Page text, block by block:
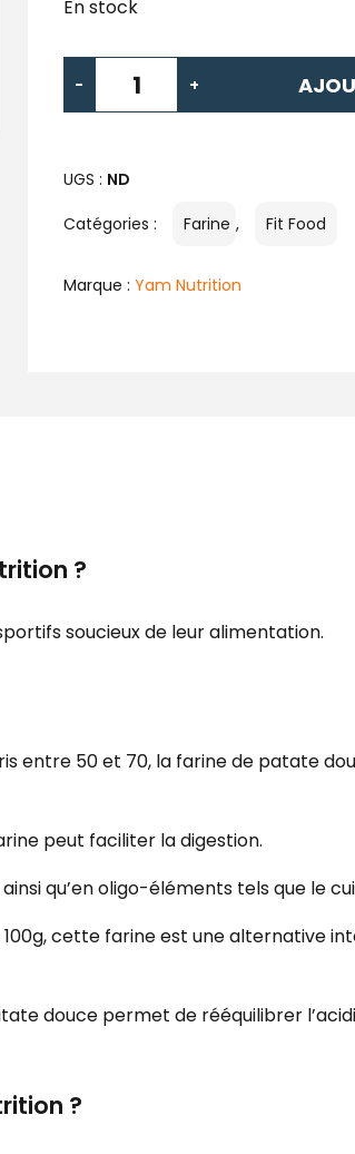
En stock
- +
UGS : ND
Catégories :
Farine , Fit Food
Marque : Yam Nutrition
?
soucieux de leur alimentation.
entre 50 et 70, la farine de patate
peut faciliter la digestion.
ainsi qu’en oligo-éléments tels que le
cette farine est une alternative
douce permet de rééquilibrer
?